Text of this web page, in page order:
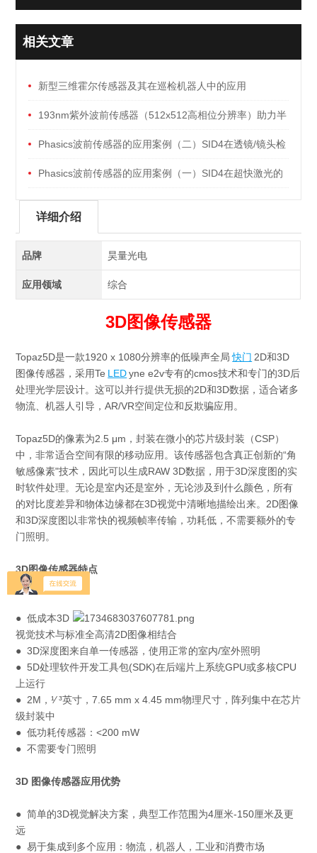
相关文章
新型三维霍尔传感器及其在巡检机器人中的应用
193nm紫外波前传感器（512x512高相位分辨率）助力半
导体/光刻机行业发展！
Phasics波前传感器的应用案例（二）SID4在透镜/镜头检
测方面的解决方案
Phasics波前传感器的应用案例（一）SID4在超快激光的
前沿应用
详细介绍
品牌 昊量光电
应用领域 综合
3D图像传感器
Topaz5D是一款1920 x 1080分辨率的低噪声全局 快门 2D和3D
图像传感器，采用Te LEDyne e2v专有的cmos技术和专门的3D后
处理光学层设计。这可以并行提供无损的2D和3D数据，适合诸多
物流、机器人引导，AR/VR空间定位和反欺骗应用。
Topaz5D的像素为2.5 μm，封装在微小的芯片级封装（CSP）
中，非常适合空间有限的移动应用。该传感器包含真正创新的“角
敏感像素"技术，因此可以生成RAW 3D数据，用于3D深度图的实
时软件处理。无论是室内还是室外，无论涉及到什么颜色，所有
的对比度差异和物体边缘都在3D视觉中清晰地描绘出来。2D图像
和3D深度图以非常快的视频帧率传输，功耗低，不需要额外的专
门照明。
3D图像传感器特点
● 低成本3D
视觉技术与标准全高清2D图像相结合
●3D深度图来自单一传感器，使用正常的室内/室外照明
●5D处理软件开发工具包(SDK)在后端片上系统GPU或多核CPU
上运行
●2M，¹⁄ ³英寸，7.65 mm x 4.45 mm物理尺寸，阵列集中在芯片
级封装中
●低功耗传感器：<200 mW
●不需要专门照明
3D 图像传感器应用优势
●简单的3D视觉解决方案，典型工作范围为4厘米-150厘米及更
远
●易于集成到多个应用：物流，机器人，工业和消费市场